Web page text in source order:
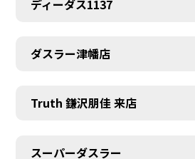
ディーダス1137
ダスラー津幡店
Truth 鎌沢朋佳 来店
スーパーダスラー